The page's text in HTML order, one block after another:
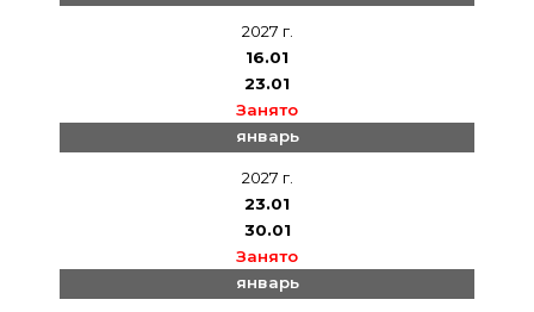
2027 г.
16.01
23.01
Занято
январь
2027 г.
23.01
30.01
Занято
январь